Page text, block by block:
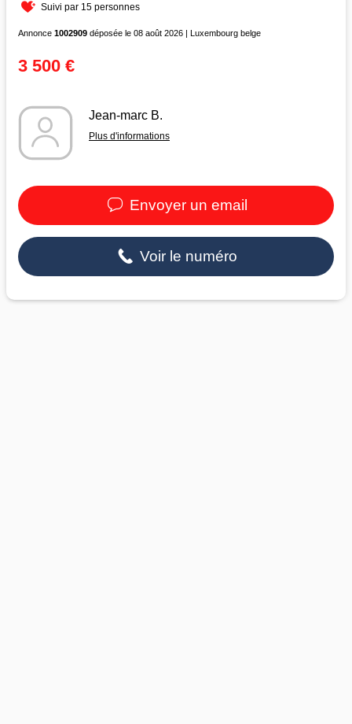
Suivi par 15 personnes
Annonce 1002909 déposée le 08 août 2026 | Luxembourg belge
3 500 €
Jean-marc B.
Plus d'informations
Envoyer un email
Voir le numéro